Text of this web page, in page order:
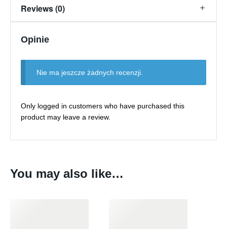
Reviews (0)
Opinie
Nie ma jeszcze żadnych recenzji.
Only logged in customers who have purchased this
product may leave a review.
You may also like…